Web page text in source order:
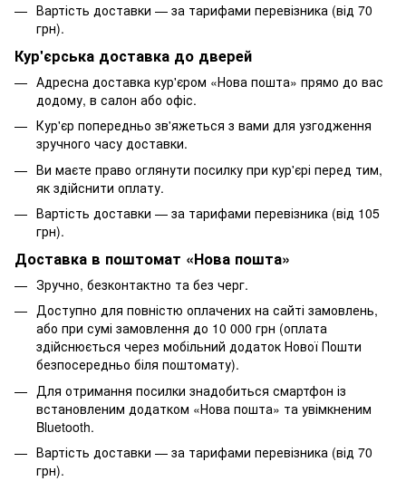
Вартість доставки — за тарифами перевізника (від 70
грн).
Кур'єрська доставка до дверей
Адресна доставка кур'єром «Нова пошта» прямо до вас
додому, в салон або офіс.
Кур'єр попередньо зв'яжеться з вами для узгодження
зручного часу доставки.
Ви маєте право оглянути посилку при кур'єрі перед тим,
як здійснити оплату.
Вартість доставки — за тарифами перевізника (від 105
грн).
Доставка в поштомат «Нова пошта»
Зручно, безконтактно та без черг.
Доступно для повністю оплачених на сайті замовлень,
або при сумі замовлення до 10 000 грн (оплата
здійснюється через мобільний додаток Нової Пошти
безпосередньо біля поштомату).
Для отримання посилки знадобиться смартфон із
встановленим додатком «Нова пошта» та увімкненим
Bluetooth.
Вартість доставки — за тарифами перевізника (від 70
грн).